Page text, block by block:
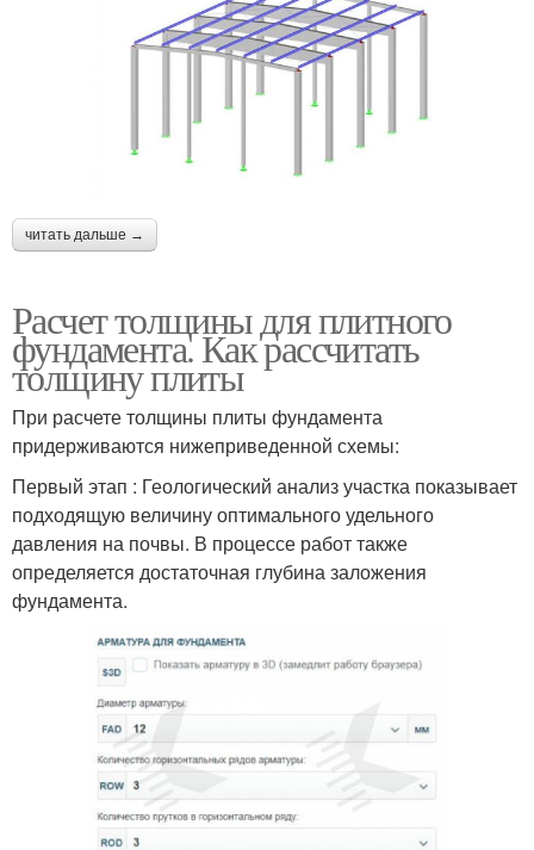
читать дальше →
Расчет толщины для плитного
фундамента. Как рассчитать
толщину плиты
При расчете толщины плиты фундамента
придерживаются нижеприведенной схемы:
Первый этап : Геологический анализ участка показывает
подходящую величину оптимального удельного
давления на почвы. В процессе работ также
определяется достаточная глубина заложения
фундамента.